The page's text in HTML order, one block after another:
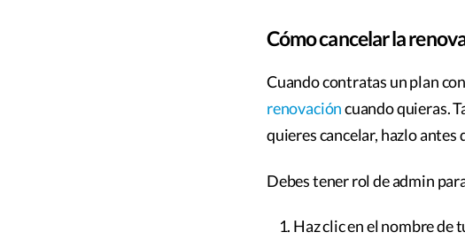
Cómo cancelar la
Cuando contratas un plan
renovacióncuando quieras.
quieres cancelar, hazlo antes
Debes tener rol de admin
Haz clic en el nombre de